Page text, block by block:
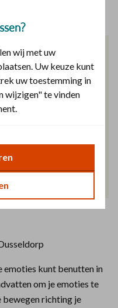
emoties kunt benutten in
om je emoties te
bewegen richting je
wij met uw
Uw keuze kunt
uw toestemming in
wijzigen" te vinden